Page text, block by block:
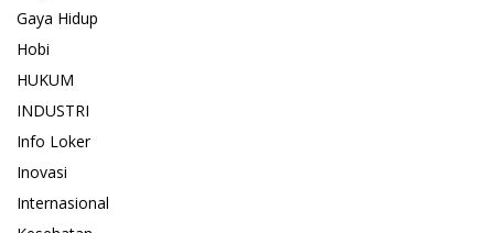
Gaya Hidup
Hobi
HUKUM
INDUSTRI
Info Loker
Inovasi
Internasional